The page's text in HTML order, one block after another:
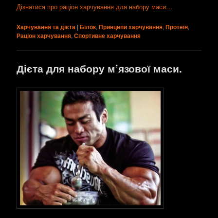
Дізнатися про раціон харчування для набору маси…
Харчування та дієта |Білок,Принципи харчування,Протеїн,
Раціон харчування,Спортивне харчування
Дієта для набору м’язової маси.